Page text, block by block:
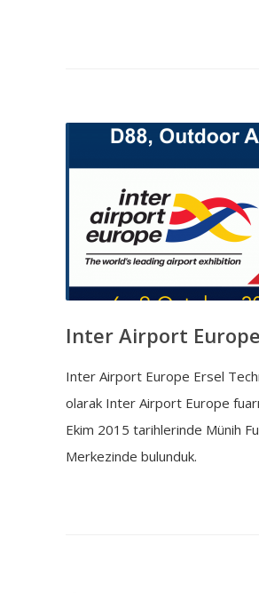
Inter Airport
Inter Airport Europe Ersel
olarak Inter Airport Europe
Ekim 2015 tarihlerinde Münih
Merkezinde bulunduk.